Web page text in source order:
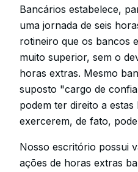
Bancários estabelece,
uma jornada de seis
rotineiro que os bancos
muito superior, sem o
horas extras. Mesmo
suposto "cargo de
podem ter direito a
exercerem, de fato,
Nosso escritório possui
ações de horas extras